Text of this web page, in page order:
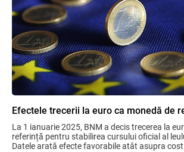
Opinia comunității
auditorilor interni în
la standardele
practici
04.08.2026 Ministerul
nominalizare a
03.08.2026 Ministerul
Efectele trecerii la euro ca monedă de
La 1 ianuarie 2025, BNM a decis trecerea la
referință pentru stabilirea cursului oficial al
Datele arată efecte favorabile atât asupra